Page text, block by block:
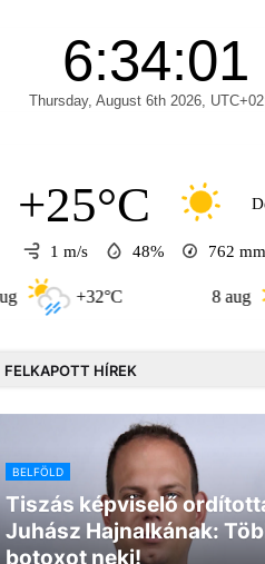
+25°C
1 m/s 48% 762
+32°C
FELKAPOTT HÍREK
BELFÖLD
Tiszás képviselő
Juhász Hajnalkának:
botoxot neki!